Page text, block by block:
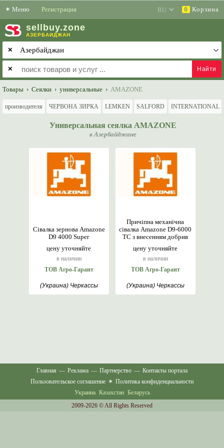
✶ Меню Регистрация 0 Корзина
sell buy.zone
АЗЕРБАЙДЖАН
✕
✕
Товары › Сеялки › универсальные › AMAZONE
производителя ЧЕРВОНА ЗИРКА LEMKEN SALFORD INTERNATIONAL
Универсальная сеялка AMAZONE
в Азербайджане
цену уточняйте
в наличии
Сівалка зернова Amazone
D9 4000 Super
ТОВ Агро-Гарант
(Украина) Черкассы
цену уточняйте
в наличии
Причіпна механічна
сівалка Amazone D9-6000
TC з внесенням добрив
ТОВ Агро-Гарант
(Украина) Черкассы
Главная — Реклама — Партнерство — Контакты портала
Пользовательское соглашение ✶ Политика конфиденциальности
Украина Казахстан Беларусь
2009-2026 © All Rights Reserved